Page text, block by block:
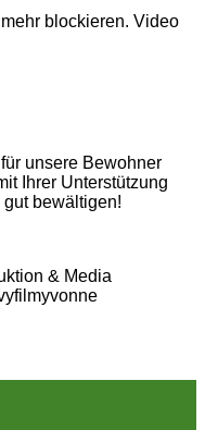
blockieren. Video
unsere Bewohner
Ihrer Unterstützung
bewältigen!
& Media